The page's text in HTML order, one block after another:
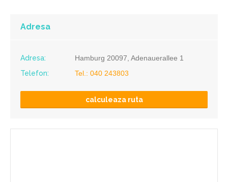
Adresa
Adresa:
Hamburg 20097, Adenauerallee 1
Telefon:
Tel.: 040 243803
calculeaza ruta